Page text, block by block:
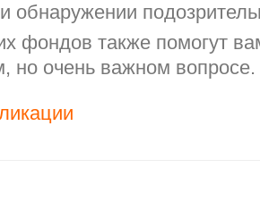
обнаружении
фондов также помогут
но очень важном вопросе.